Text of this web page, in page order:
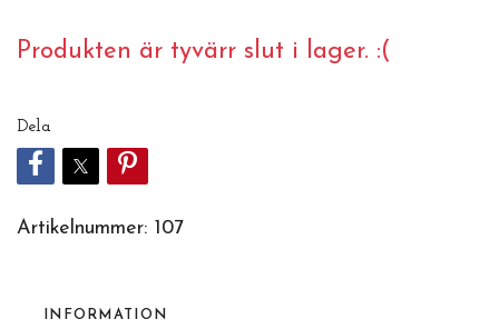
Produkten är tyvärr slut i lager. :(
Dela
Artikelnummer: 107
INFORMATION